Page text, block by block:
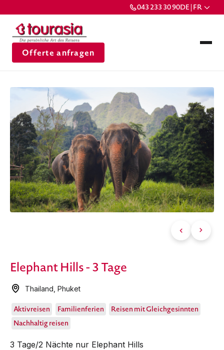
043 233 30 90DE | FR
Offerte anfragen
Elephant Hills - 3 Tage
Thailand ,Phuket
Aktivreisen Familienferien
Reisen mit Gleichgesinnten
Nachhaltig reisen
3 Tage/2 Nächte nur Elephant Hills